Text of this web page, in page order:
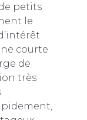
petits
le
courte
de
très